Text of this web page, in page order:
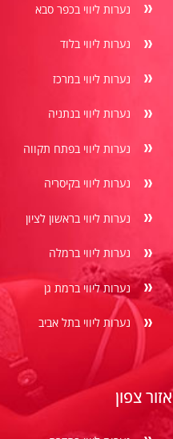
נערות ליווי בכפר סבא
נערות ליווי בלוד
נערות ליווי במרכז
נערות ליווי בנתניה
נערות ליווי בפתח תקווה
נערות ליווי בקיסריה
נערות ליווי בראשון לציון
נערות ליווי ברמלה
נערות ליווי ברמת גן
נערות ליווי בתל אביב
אזור צפון